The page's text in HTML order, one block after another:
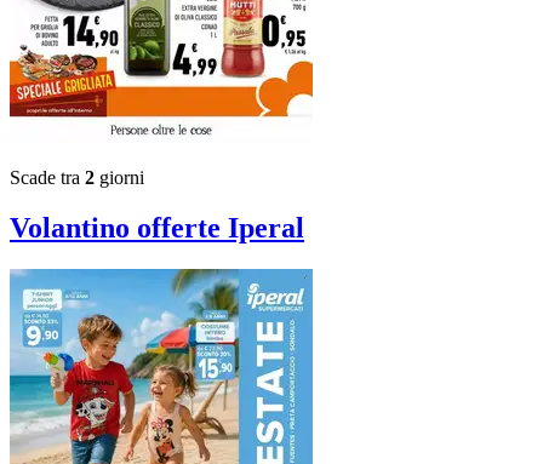
Scade tra 2 giorni
Volantino offerte Iperal